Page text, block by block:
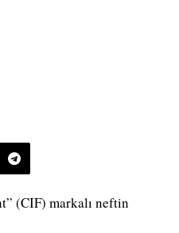
(CIF) markalı neftin